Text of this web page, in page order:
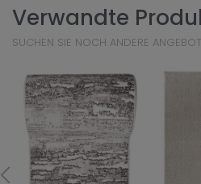
Verwandte
SUCHEN SIE NOCH ANDERE